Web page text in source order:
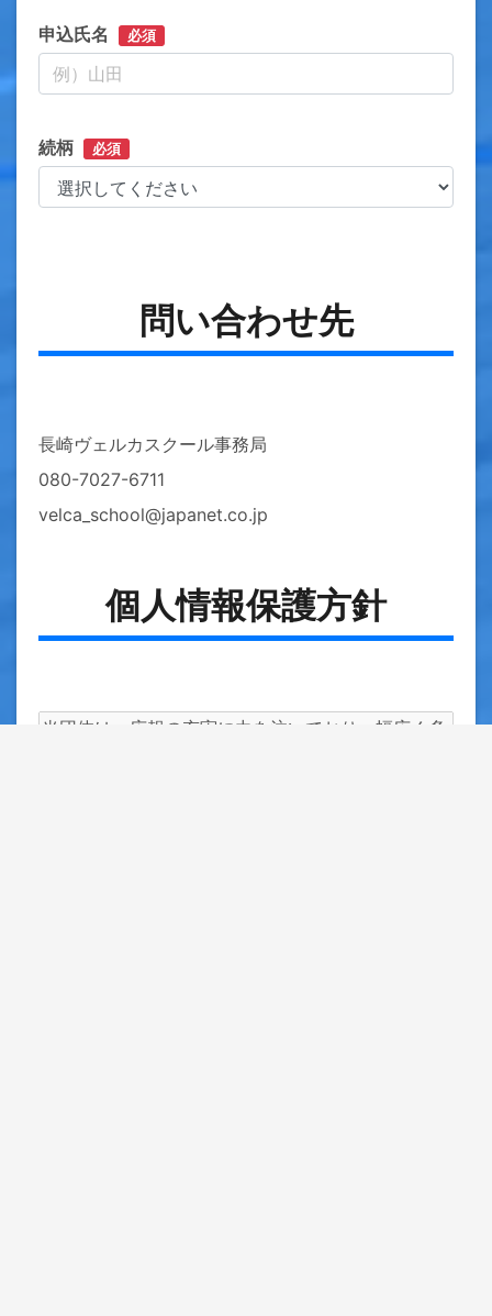
申込氏名 必須
続柄 必須
問い合わせ先
長崎ヴェルカスクール事務局
080-7027-6711
velca_school@japanet.co.jp
個人情報保護方針